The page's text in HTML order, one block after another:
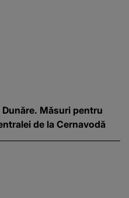
Măsuri pentru
de la Cernavodă